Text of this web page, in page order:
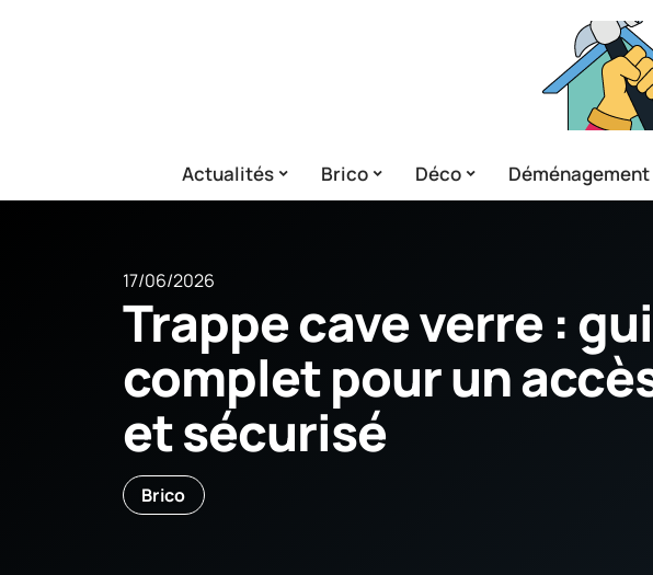
Actualités Brico Déco Déménagement
17/06/2026
Trappe cave verre :
complet pour un
et sécurisé
Brico